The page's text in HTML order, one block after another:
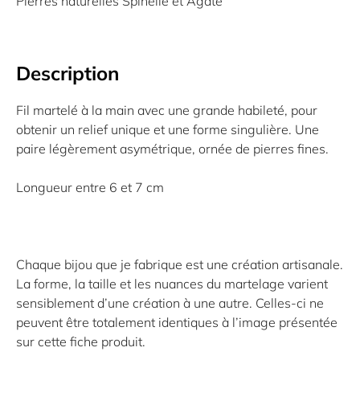
Description
Fil martelé à la main avec une grande habileté, pour
obtenir un relief unique et une forme singulière. Une
paire légèrement asymétrique, ornée de pierres fines.
Longueur entre 6 et 7 cm
Chaque bijou que je fabrique est une création artisanale.
La forme, la taille et les nuances du martelage varient
sensiblement d’une création à une autre. Celles-ci ne
peuvent être totalement identiques à l’image présentée
sur cette fiche produit.